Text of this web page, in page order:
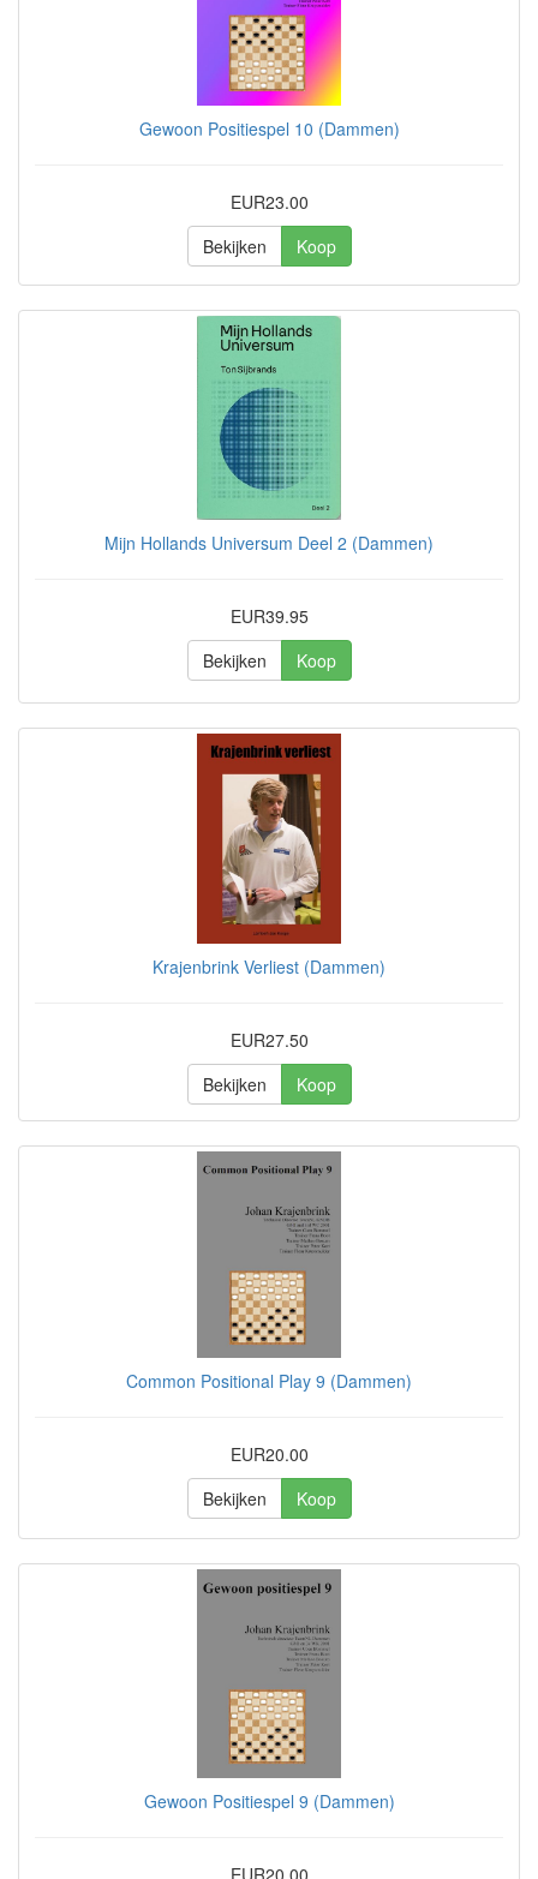
Gewoon Positiespel 10 (Dammen)
EUR23.00
Bekijken
Koop
Mijn Hollands Universum Deel 2 (Dammen)
EUR39.95
Bekijken
Koop
Krajenbrink Verliest (Dammen)
EUR27.50
Bekijken
Koop
Common Positional Play 9 (Dammen)
EUR20.00
Bekijken
Koop
Gewoon Positiespel 9 (Dammen)
EUR20.00